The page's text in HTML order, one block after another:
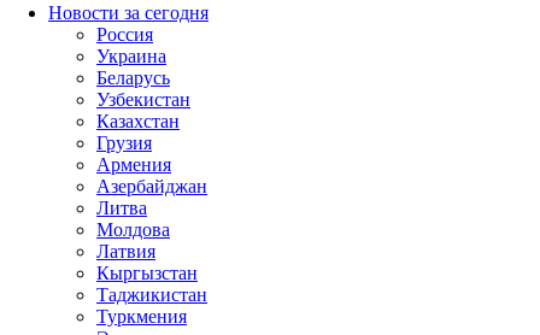
Новости за сегодня
Россия
Украина
Беларусь
Узбекистан
Казахстан
Грузия
Армения
Азербайджан
Литва
Молдова
Латвия
Кыргызстан
Таджикистан
Туркмения